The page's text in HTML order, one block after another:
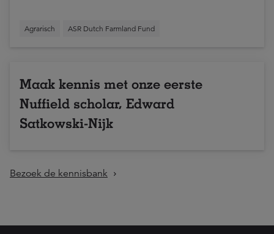
Agrarisch ASR Dutch Farmland Fund
Maak kennis met onze eerste
Nuffield scholar, Edward
Satkowski-Nijk
Bezoek de kennisbank